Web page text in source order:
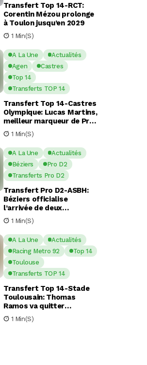
Transfert Top 14-RCT:
Corentin Mézou prolonge
à Toulon jusqu’en 2029
1 Min(s)
A La Une
Actualités
Agen
Castres
Top 14
Transferts TOP 14
Transfert Top 14-Castres
Olympique: Lucas Martins,
meilleur marqueur de Pro
D2, en route pour Castres
?
1 Min(s)
A La Une
Actualités
Béziers
Pro D2
Transferts Pro D2
Transfert Pro D2-ASBH:
Béziers officialise
l’arrivée de deux
nouveaux piliers pour la
saison à venir
1 Min(s)
A La Une
Actualités
Racing Metro 92
Top 14
Toulouse
Transferts TOP 14
Transfert Top 14-Stade
Toulousain: Thomas
Ramos va quitter
Toulouse pour le Racing
92
1 Min(s)